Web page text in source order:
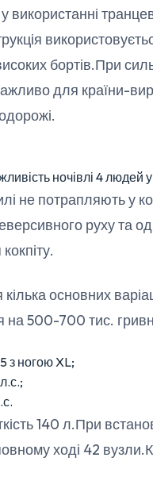
використанні
бортів.При
для країни-
ночівлі 4 людей
не потрапляють у
руху та
основних
на 500-700 тис.
з ногою XL;
140 л.При
ході 42